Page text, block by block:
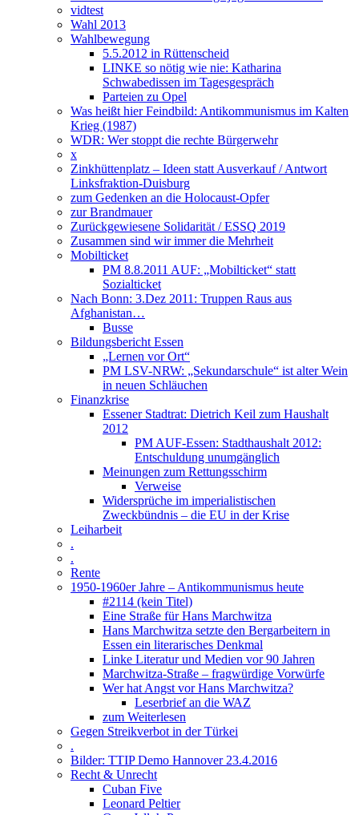
vidtest
Wahl 2013
Wahlbewegung
5.5.2012 in Rüttenscheid
LINKE so nötig wie nie: Katharina
Schwabedissen im Tagesgespräch
Parteien zu Opel
Was heißt hier Feindbild: Antikommunismus im Kalten
Krieg (1987)
WDR: Wer stoppt die rechte Bürgerwehr
x
Zinkhüttenplatz – Ideen statt Ausverkauf / Antwort
Linksfraktion-Duisburg
zum Gedenken an die Holocaust-Opfer
zur Brandmauer
Zurückgewiesene Solidarität / ESSQ 2019
Zusammen sind wir immer die Mehrheit
Mobilticket
PM 8.8.2011 AUF: „Mobilticket“ statt
Sozialticket
Nach Bonn: 3.Dez 2011: Truppen Raus aus
Afghanistan…
Busse
Bildungsbericht Essen
„Lernen vor Ort“
PM LSV-NRW: „Sekundarschule“ ist alter Wein
in neuen Schläuchen
Finanzkrise
Essener Stadtrat: Dietrich Keil zum Haushalt
2012
PM AUF-Essen: Stadthaushalt 2012:
Entschuldung unumgänglich
Meinungen zum Rettungsschirm
Verweise
Widersprüche im imperialistischen
Zweckbündnis – die EU in der Krise
Leiharbeit
.
.
Rente
1950-1960er Jahre – Antikommunismus heute
#2114 (kein Titel)
Eine Straße für Hans Marchwitza
Hans Marchwitza setzte den Bergarbeitern in
Essen ein literarisches Denkmal
Linke Literatur und Medien vor 90 Jahren
Marchwitza-Straße – fragwürdige Vorwürfe
Wer hat Angst vor Hans Marchwitza?
Leserbrief an die WAZ
zum Weiterlesen
Gegen Streikverbot in der Türkei
.
Bilder: TTIP Demo Hannover 23.4.2016
Recht & Unrecht
Cuban Five
Leonard Peltier